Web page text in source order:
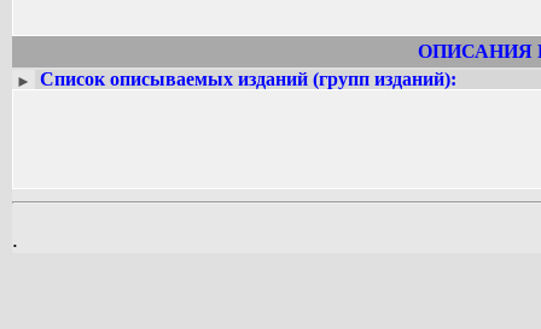
ОПИСАНИЯ
► Список описываемых изданий (групп изданий):
.